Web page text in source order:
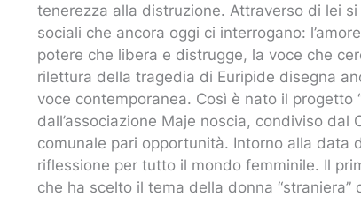
tenerezza alla distruzione. Attraverso di lei
sociali che ancora oggi ci interrogano:
potere che libera e distrugge, la voce che
rilettura della tragedia di Euripide disegna
voce contemporanea. Così è nato il progetto
dall’associazione Maje noscia, condiviso
comunale pari opportunità. Intorno alla data
riflessione per tutto il mondo femminile. Il
che ha scelto il tema della donna “straniera”